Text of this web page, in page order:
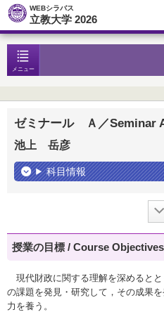
WEBシラバス
立教大学 2026
メニュー
ゼミナール Ａ／Seminar
池上 岳彦
科目情報
授業の目標 / Course Objectives
現代財政に関する理解を深めると
の課題を発見・研究して，その成果
力を養う。